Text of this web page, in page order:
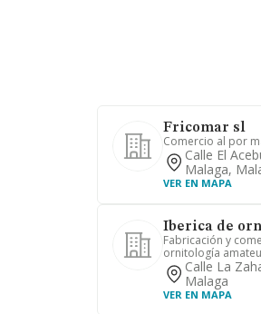
Fricomar sl
Comercio al por
Calle El
Malaga,
VER EN MAPA
Iberica de
Fabricación y
ornitología
Calle La
Malaga
VER EN MAPA